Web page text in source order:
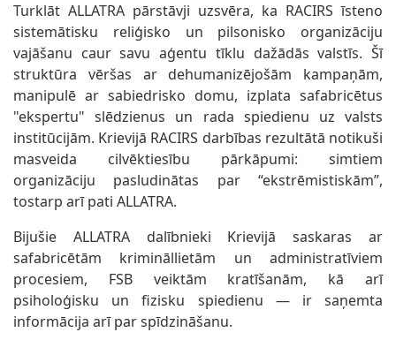
Turklāt ALLATRA pārstāvji uzsvēra, ka RACIRS īsteno
sistemātisku reliģisko un pilsonisko organizāciju
vajāšanu caur savu aģentu tīklu dažādās valstīs. Šī
struktūra vēršas ar dehumanizējošām kampaņām,
manipulē ar sabiedrisko domu, izplata safabricētus
"ekspertu" slēdzienus un rada spiedienu uz valsts
institūcijām. Krievijā RACIRS darbības rezultātā notikuši
masveida cilvēktiesību pārkāpumi: simtiem
organizāciju pasludinātas par “ekstrēmistiskām”,
tostarp arī pati ALLATRA.
Bijušie ALLATRA dalībnieki Krievijā saskaras ar
safabricētām krimināllietām un administratīviem
procesiem, FSB veiktām kratīšanām, kā arī
psiholoģisku un fizisku spiedienu — ir saņemta
informācija arī par spīdzināšanu.